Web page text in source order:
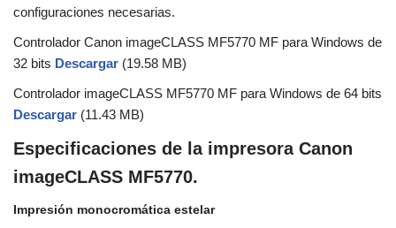
configuraciones necesarias.
Controlador Canon imageCLASS MF5770 MF para Windows de
32 bits Descargar (19.58 MB)
Controlador imageCLASS MF5770 MF para Windows de 64 bits
Descargar (11.43 MB)
Especificaciones de la impresora Canon
imageCLASS MF5770.
Impresión monocromática estelar